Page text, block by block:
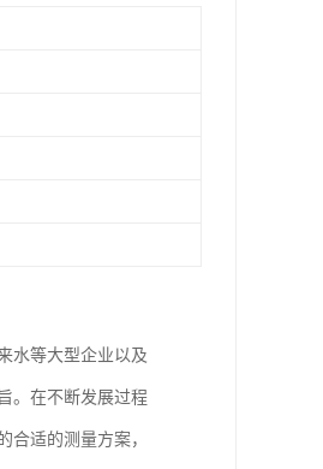
水等大型企业以及
。在不断发展过程
适的测量方案，